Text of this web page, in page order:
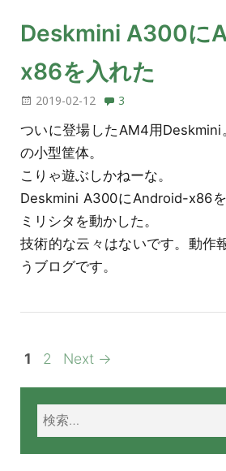
Deskmini A300に
x86を入れた
2019-02-12 3
ついに登場したAM4用
の小型筐体。
こりゃ遊ぶしかねーな。
Deskmini A300にAndroid-x86
ミリシタを動かした。
技術的な云々はないです。動作
うブログです。
1 2 Next →